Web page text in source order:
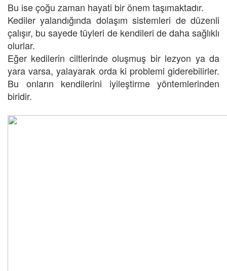
Bu ise çoğu zaman hayati bir önem taşımaktadır.
Kediler yalandığında dolaşım sistemleri de düzenli
çalışır, bu sayede tüyleri de kendileri de daha sağlıklı
olurlar.
Eğer kedilerin ciltlerinde oluşmuş bir lezyon ya da
yara varsa, yalayarak orda ki problemi giderebilirler.
Bu onların kendilerini iyileştirme yöntemlerinden
biridir.